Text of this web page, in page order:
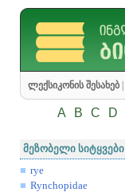
ლექსიკონის შესახებ
A B C D
მეზობელი სიტყვები
rye
Rynchopidae